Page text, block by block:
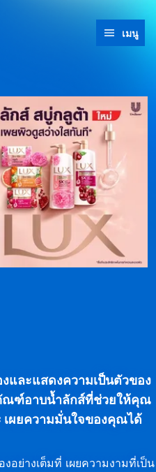
เมนู
ละแสดงความเป็นตัวของ
ณฑ์อาบน้ำลักส์ที่ช่วยให้คุณ
เผยความมั่นใจของคุณได้
อย่างเต็มที่ เผยความงามที่เป็น